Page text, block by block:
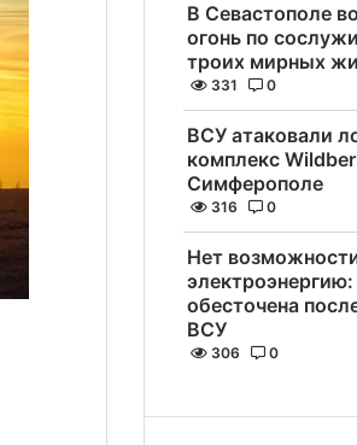
В Севастополе
огонь по
троих мирных
331 0
ВСУ атаковали
комплекс
Симферополе
316 0
Нет
обесточена
ВСУ
306 0